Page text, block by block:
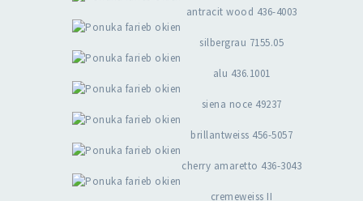
antracit wood 436-4003
silbergrau 7155.05
alu 436.1001
siena noce 49237
brillantweiss 456-5057
cherry amaretto 436-3043
cremeweiss II